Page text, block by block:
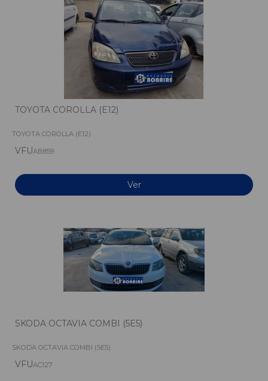
TOYOTA COROLLA (E12)
TOYOTA COROLLA (E12)
VFUAB859
Ver
SKODA OCTAVIA COMBI (5E5)
SKODA OCTAVIA COMBI (5E5)
VFUAC127